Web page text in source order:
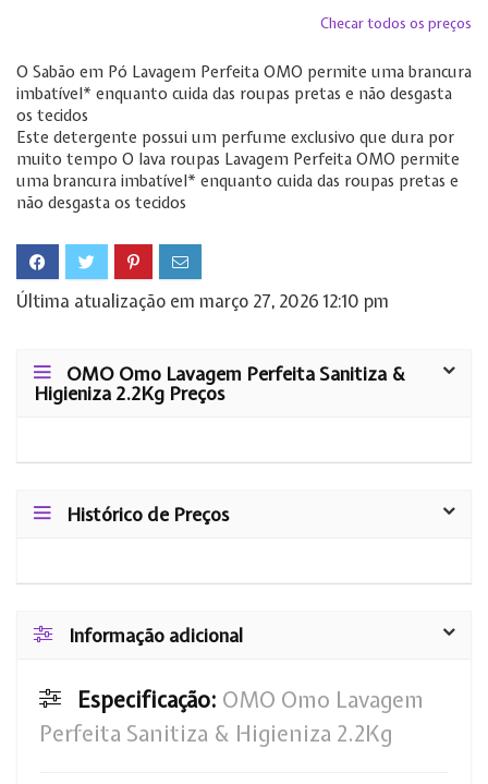
Checar todos os preços
O Sabão em Pó Lavagem Perfeita OMO permite uma brancura
imbatível* enquanto cuida das roupas pretas e não desgasta
os tecidos
Este detergente possui um perfume exclusivo que dura por
muito tempo O lava roupas Lavagem Perfeita OMO permite
uma brancura imbatível* enquanto cuida das roupas pretas e
não desgasta os tecidos
Última atualização em março 27, 2026 12:10 pm
OMO Omo Lavagem Perfeita Sanitiza &
Higieniza 2.2Kg Preços
Histórico de Preços
Informação adicional
Especificação: OMO Omo Lavagem
Perfeita Sanitiza & Higieniza 2.2Kg